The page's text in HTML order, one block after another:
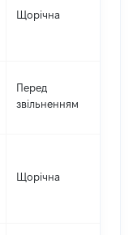
Щорічна
Перед
звільненням
Щорічна